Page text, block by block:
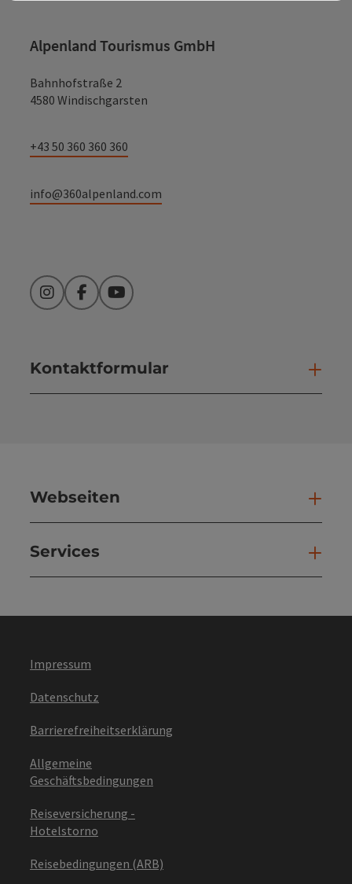
Alpenland Tourismus GmbH
Bahnhofstraße 2
4580 Windischgarsten
+43 50 360 360 360
info@360alpenland.com
InstagramFacebookYouTube
Kontaktformular
Webseiten
Services
Impressum
Datenschutz
Barrierefreiheitserklärung
Allgemeine
Geschäftsbedingungen
Reiseversicherung -
Hotelstorno
Reisebedingungen (ARB)